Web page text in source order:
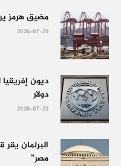
مضيق هرمز
2026-07-29
دولار
2026-07-23
البرلمان
مصر”